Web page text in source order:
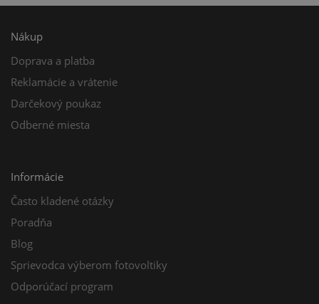
Nákup
Doprava a platba
Reklamácie a vrátenie
Darčekový poukaz
Odberné miesta
Informácie
Často kladené otázky
Poradňa
Blog
Sprievodca výberom fotovoltiky
Odporúčací program